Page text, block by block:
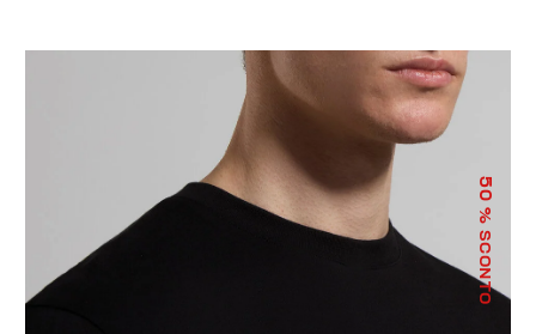
50
% SCONTO